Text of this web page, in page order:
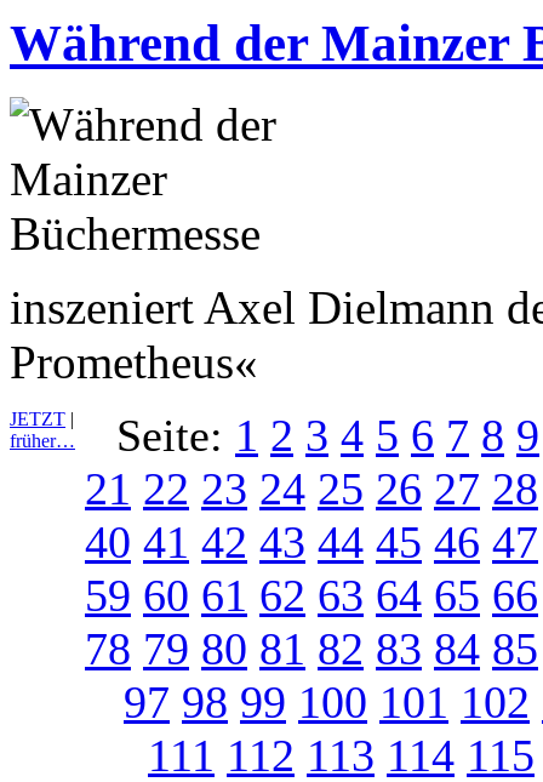
Während der Mainzer
inszeniert Axel Dielmann
Prometheus«
JETZT |
früher…
Seite: 1 2 3 4 5 6 7 8 9
21 22 23 24 25 26 27 28
40 41 42 43 44 45 46 47
59 60 61 62 63 64 65 66
78 79 80 81 82 83 84 85
97 98 99 100 101 102
111 112 113 114 115